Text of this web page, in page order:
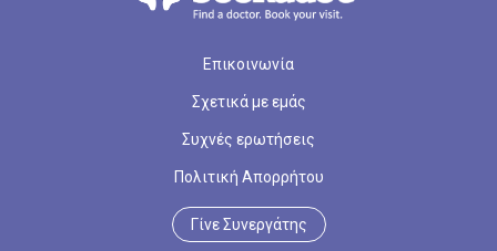
Επικοινωνία
Σχετικά με εμάς
Συχνές ερωτήσεις
Πολιτική Απορρήτου
Γίνε Συνεργάτης